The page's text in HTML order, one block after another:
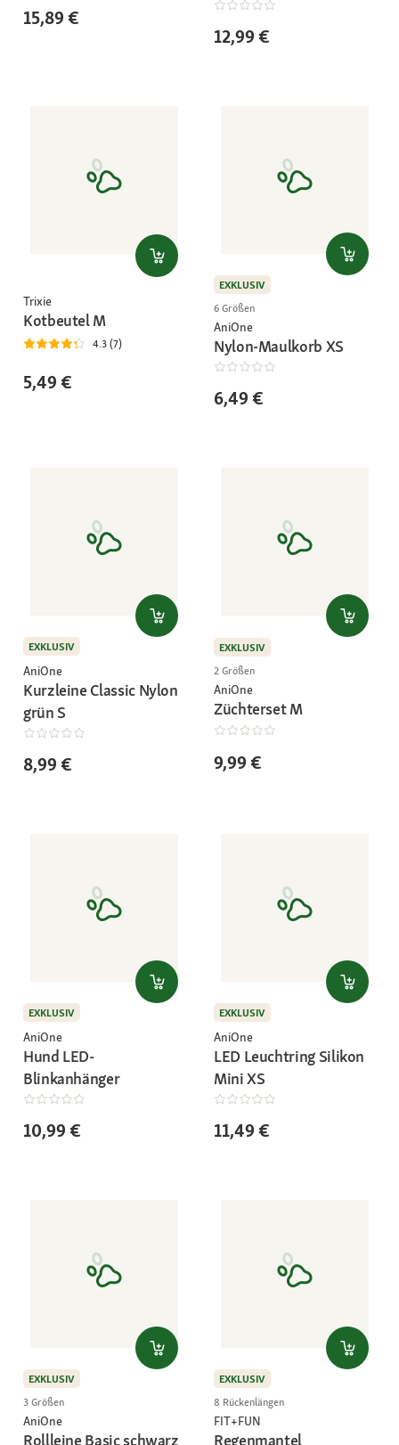
15,89 €
12,99 €
Trixie
Kotbeutel M
4.3 (7)
5,49 €
EXKLUSIV
6 Größen
AniOne
Nylon-Maulkorb XS
6,49 €
EXKLUSIV
AniOne
Kurzleine Classic Nylon
grün S
8,99 €
EXKLUSIV
2 Größen
AniOne
Züchterset M
9,99 €
EXKLUSIV
AniOne
Hund LED-
Blinkanhänger
10,99 €
EXKLUSIV
AniOne
LED Leuchtring Silikon
Mini XS
11,49 €
EXKLUSIV
3 Größen
AniOne
Rollleine Basic schwarz
EXKLUSIV
8 Rückenlängen
FIT+FUN
Regenmantel